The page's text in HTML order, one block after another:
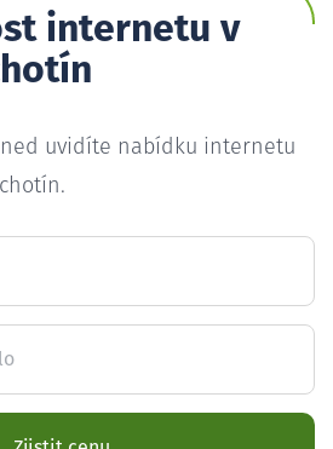
internetu v
uvidíte nabídku internetu